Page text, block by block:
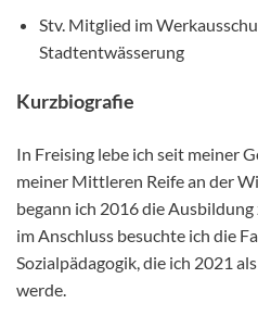
Stv. Mitglied im
Stadtentwässerung
Kurzbiografie
In Freising lebe ich seit meiner
meiner Mittleren Reife an der
begann ich 2016 die
im Anschluss besuchte ich die
Sozialpädagogik, die ich 2021
werde.